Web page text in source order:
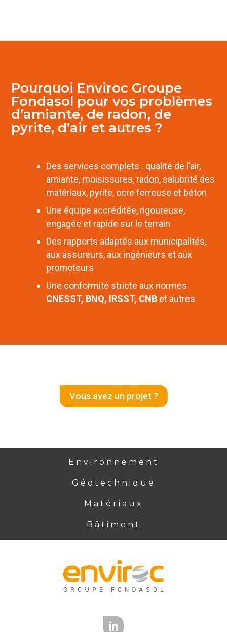
Pourquoi Enviroc Groupe
Fondasol pour vos problèmes
d’amiante, de radon, de
pyrite, d’air et autres ?
Des services complets : qualité de l’air,
amiante, moisissures, radon, salubrité des
matériaux, pyrite, ocre ferreuse et béton
Une équipe accréditée, rigoureuse,
engagée et rapide sur le terrain
Des rapports adaptés aux municipalités,
aux assureurs, aux ingénieurs et aux
promoteurs
Une conformité stricte aux normes
CNESST, BNQ, IRSST, CNB et autres
Vous avez un projet ?
Environnement
Géotechnique
Matériaux
Bâtiment